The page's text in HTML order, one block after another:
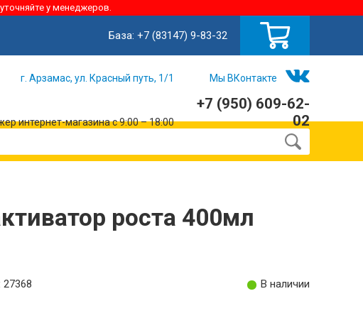
у менеджеров.
База: +7 (83147) 9-83-32
г. Арзамас, ул. Красный путь, 1/1 Мы ВКонтакте
интернет-магазина с 9:00 – 18:00
+7 (950) 609-62-
02
роста 400мл
27368 В наличии